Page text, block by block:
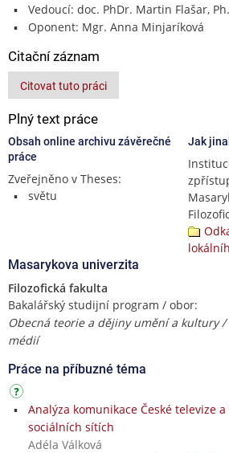
Vedoucí: doc. PhDr. Martin Flašar,
Oponent: Mgr. Anna Minjaríková
Citační záznam
Citovat tuto práci
Plný text práce
Obsah online archivu závěrečné
práce
Zveřejněno v Theses:
světu
Jak
Masarykova univerzita
Filozofická fakulta
Bakalářský studijní program / obor:
Obecná teorie a dějiny umění a kultury
médií
Práce na příbuzné téma
Analýza komunikace České televize a
sociálních sítích
Adéla Válková